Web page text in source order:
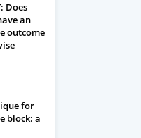
Does
an
outcome
for
block: a